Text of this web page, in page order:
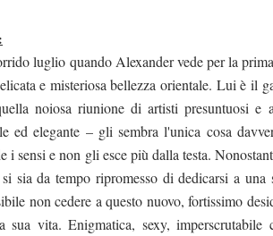
luglio quando Alexander vede per la
e misteriosa bellezza orientale. Lui è il
noiosa riunione di artisti presuntuosi
ed elegante – gli sembra l'unica cosa
i sensi e non gli esce più dalla testa.
sia da tempo ripromesso di dedicarsi a
non cedere a questo nuovo, fortissimo
sua vita. Enigmatica, sexy,